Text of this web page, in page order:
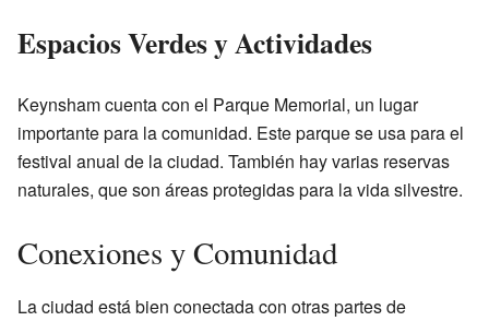
Espacios Verdes y Actividades
Keynsham cuenta con el Parque Memorial, un lugar
importante para la comunidad. Este parque se usa para el
festival anual de la ciudad. También hay varias reservas
naturales, que son áreas protegidas para la vida silvestre.
Conexiones y Comunidad
La ciudad está bien conectada con otras partes de